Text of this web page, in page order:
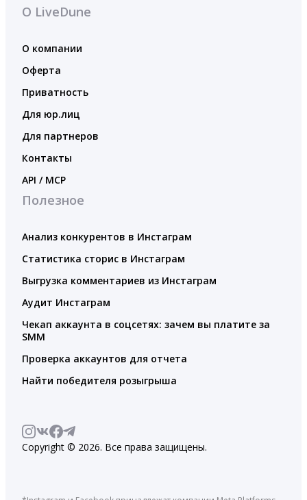
О LiveDune
О компании
Оферта
Приватность
Для юр.лиц
Для партнеров
Контакты
API / MCP
Полезное
Анализ конкурентов в Инстаграм
Статистика сторис в Инстаграм
Выгрузка комментариев из Инстаграм
Аудит Инстаграм
Чекап аккаунта в соцсетях: зачем вы платите за
SMM
Проверка аккаунтов для отчета
Найти победителя розыгрыша
Copyright © 2026. Все права защищены.